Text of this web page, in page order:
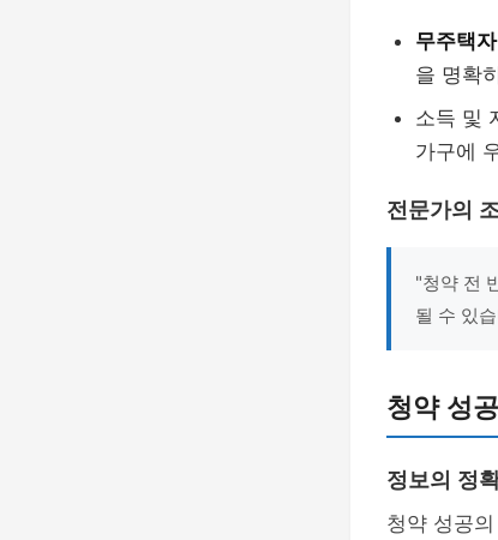
무주택
을 명확
소득 및
가구에
전문가의
"청약 전
될 수 있
청약 성
정보의 정
청약 성공